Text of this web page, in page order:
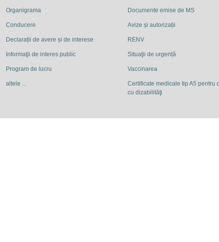
Organigrama
Conducere
Declarații de avere și de interese
Informaţii de interes public
Program de lucru
altele ...
Documente emise de MS
Avize și autorizații
RENV
Situaţii de urgență
Vaccinarea
Certificate medicale tip A5 pentru
cu dizabilităţi